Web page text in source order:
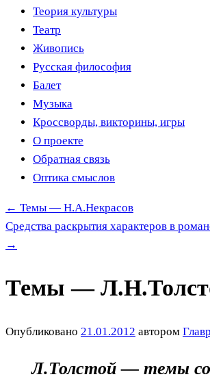
Теория культуры
Театр
Живопись
Русская философия
Балет
Музыка
Кроссворды, викторины, игры
О проекте
Обратная связь
Оптика смыслов
← Темы — Н.А.Некрасов
Средства раскрытия характеров в
→
Темы —
Опубликовано 21.01.2012 автором
Л.Толстой — темы